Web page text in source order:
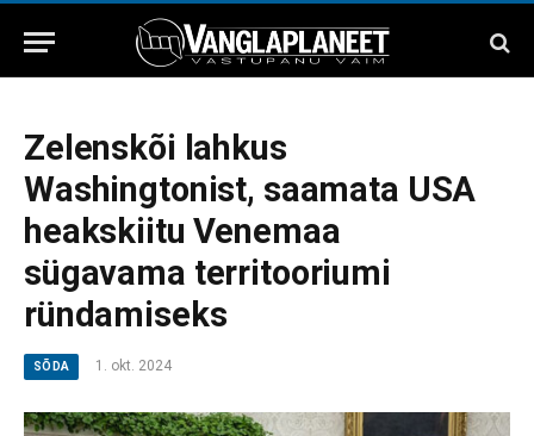
Zelenskõi lahkus
Washingtonist, saamata USA
heakskiitu Venemaa
sügavama territooriumi
ründamiseks
SÕDA 1. okt. 2024